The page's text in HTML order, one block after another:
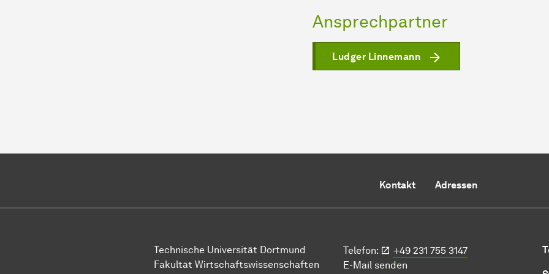
Ansprechpartner
Ludger Linnemann
Kontakt Adressen
Technische Uni­ver­si­tät Dort­mund
Fakultät Wirtschafts­wissen­schaften
Telefon:
+49 231 755 3147
E-Mail senden